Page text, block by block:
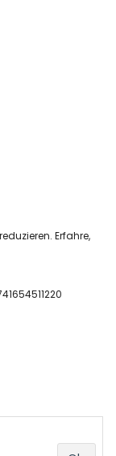
Erfahre,